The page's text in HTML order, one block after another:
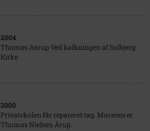
2004
Thomas Aarup Ved kalkningen af Solbjerg
Kirke
2000
Privatskolen får repareret tag. Mureren er
Thomas Nielsen Årup.